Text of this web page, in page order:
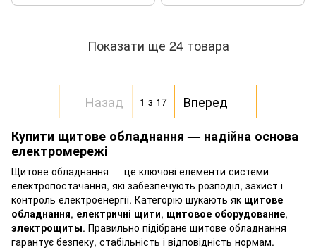
Показати ще 24 товара
Назад 1 з 17
Вперед
Купити щитове обладнання — надійна основа
електромережі
Щитове обладнання — це ключові елементи системи
електропостачання, які забезпечують розподіл, захист і
контроль електроенергії. Категорію шукають як щитове
обладнання, електричні щити, щитовое оборудование,
электрощиты. Правильно підібране щитове обладнання
гарантує безпеку, стабільність і відповідність нормам.